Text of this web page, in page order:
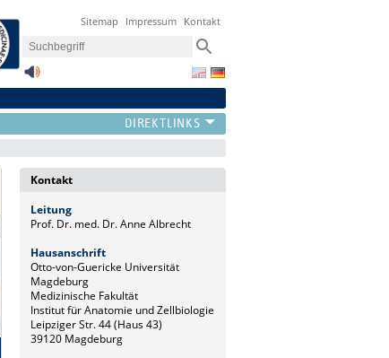
Sitemap Impressum Kontakt
Kontakt
Leitung
Prof. Dr. med. Dr. Anne Albrecht
Hausanschrift
Otto-von-Guericke Universität
Magdeburg
Medizinische Fakultät
Institut für Anatomie und Zellbiologie
Leipziger Str. 44 (Haus 43)
39120 Magdeburg